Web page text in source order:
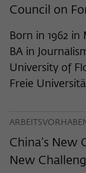
Council on
Born in 1962
BA in
University of
Freie
China’s New
New
Anbieter
Zweck
nicht an Dritte
Name
Anbieter
Laufzeit
Zweck
Externe
Wir verwenden
Darstellung
den lokalen
Ihre Nutzung der